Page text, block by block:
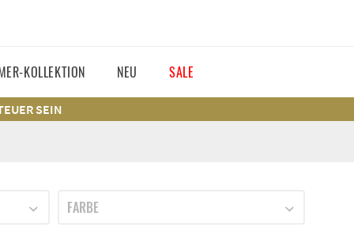
KOLLEKTION NEU SALE
SEIN
FARBE